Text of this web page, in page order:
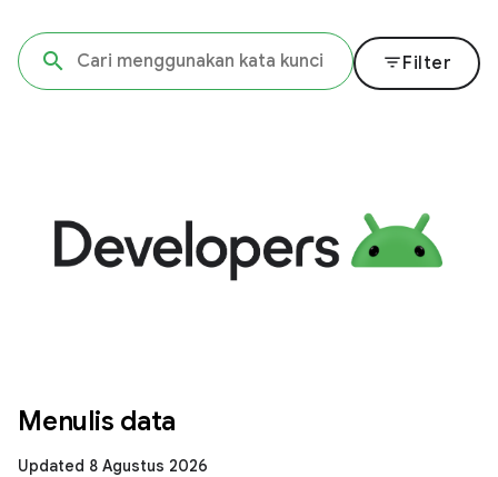
filter_listFilter
Menulis data
Updated 8 Agustus 2026